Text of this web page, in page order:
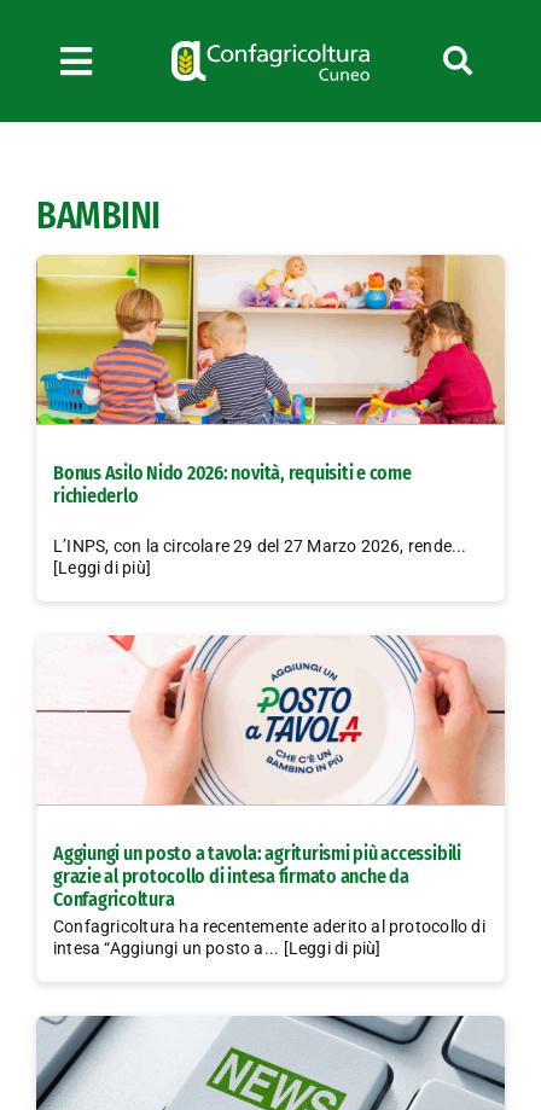
contenuto
Toggle
Navigation
News
Bandi
Formazione
Convenzioni
L’Agricoltore cuneese
Lavora con noi
BAMBINI
Bonus Asilo Nido 2026: novità, requisiti e come
richiederlo
L’INPS, con la circolare 29 del 27 Marzo 2026, rende...
[Leggi di più]
Aggiungi un posto a tavola: agriturismi più accessibili
grazie al protocollo di intesa firmato anche da
Confagricoltura
Confagricoltura ha recentemente aderito al protocollo di
intesa “Aggiungi un posto a... [Leggi di più]